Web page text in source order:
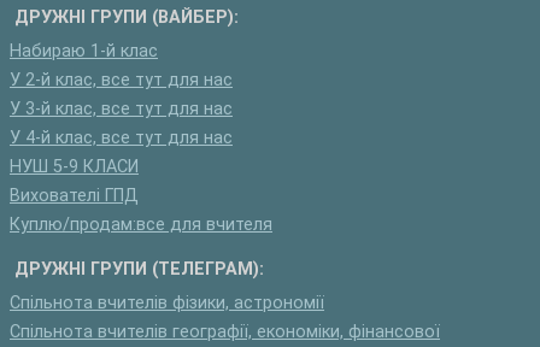
ДРУЖНІ ГРУПИ (ВАЙБЕР):
Набираю 1-й клас
У 2-й клас, все тут для нас
У 3-й клас, все тут для нас
У 4-й клас, все тут для нас
НУШ 5-9 КЛАСИ
Вихователі ГПД
Куплю/продам:все для вчителя
ДРУЖНІ ГРУПИ (ТЕЛЕГРАМ):
Спільнота вчителів фізики, астрономії
Спільнота вчителів географії, економіки, фінансової